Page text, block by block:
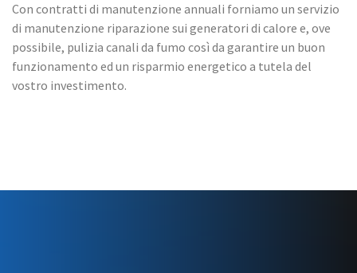
Con contratti di manutenzione annuali forniamo un servizio
di manutenzione riparazione sui generatori di calore e, ove
possibile, pulizia canali da fumo così da garantire un buon
funzionamento ed un risparmio energetico a tutela del
vostro investimento.